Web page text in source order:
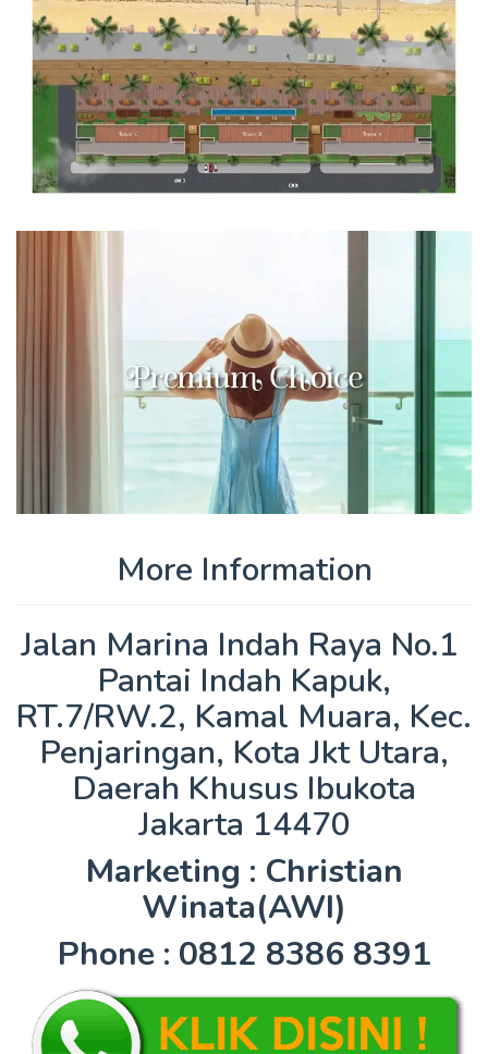
More Information
Jalan Marina Indah Raya No.1 ​
Pantai Indah Kapuk,
RT.7/RW.2, Kamal Muara, Kec.
Penjaringan, Kota Jkt Utara,
Daerah Khusus Ibukota
Jakarta 14470
Marketing : Christian
Winata(AWI)
Phone : 0812 8386 8391